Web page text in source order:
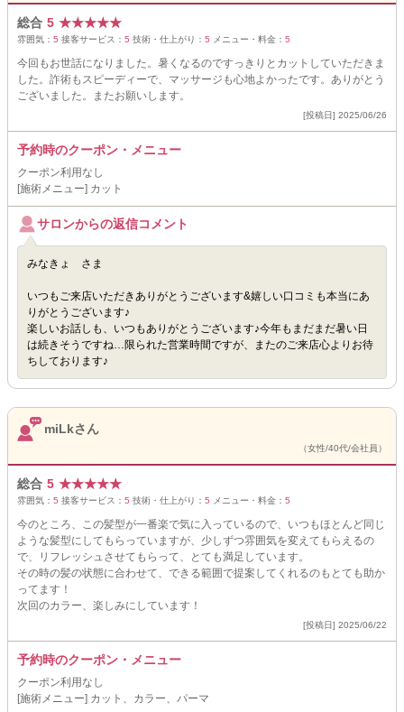
総合 5 ★★★★★
雰囲気： 5 接客サービス： 5 技術・仕上がり： 5 メニュー・料金： 5
今回もお世話になりました。暑くなるのですっきりとカットしていただきま
した。詐術もスピーディーで、マッサージも心地よかったです。ありがとう
ございました。またお願いします。
[投稿日] 2025/06/26
予約時のクーポン・メニュー
クーポン利用なし
[施術メニュー] カット
サロンからの返信コメント
みなきょ さま
いつもご来店いただきありがとうございます&嬉しい口コミも本当にあ
りがとうございます♪
楽しいお話しも、いつもありがとうございます♪今年もまだまだ暑い日
は続きそうですね…限られた営業時間ですが、またのご来店心よりお待
ちしております♪
miLkさん
（女性/40代/会社員）
総合 5 ★★★★★
雰囲気： 5 接客サービス： 5 技術・仕上がり： 5 メニュー・料金： 5
今のところ、この髪型が一番楽で気に入っているので、いつもほとんど同じ
ような髪型にしてもらっていますが、少しずつ雰囲気を変えてもらえるの
で、リフレッシュさせてもらって、とても満足しています。
その時の髪の状態に合わせて、できる範囲で提案してくれるのもとても助か
ってます！
次回のカラー、楽しみにしています！
[投稿日] 2025/06/22
予約時のクーポン・メニュー
クーポン利用なし
[施術メニュー] カット、カラー、パーマ